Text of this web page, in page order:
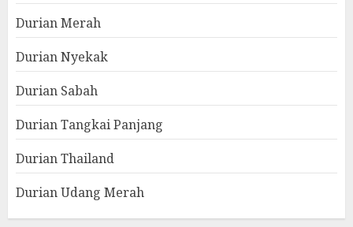
Durian Merah
Durian Nyekak
Durian Sabah
Durian Tangkai Panjang
Durian Thailand
Durian Udang Merah